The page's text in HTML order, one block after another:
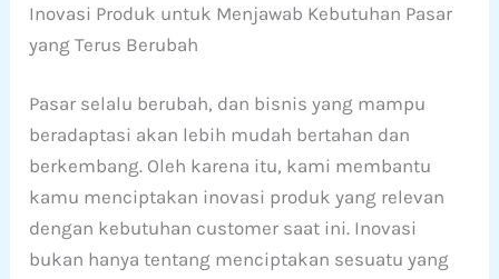
Inovasi Produk untuk Menjawab Kebutuhan Pasar
yang Terus Berubah
Pasar selalu berubah, dan bisnis yang mampu
beradaptasi akan lebih mudah bertahan dan
berkembang. Oleh karena itu, kami membantu
kamu menciptakan inovasi produk yang relevan
dengan kebutuhan customer saat ini. Inovasi
bukan hanya tentang menciptakan sesuatu yang